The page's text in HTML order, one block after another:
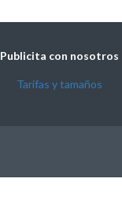
Publicita con nosotros
Tarifas y tamaños